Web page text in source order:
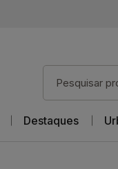
Destaques